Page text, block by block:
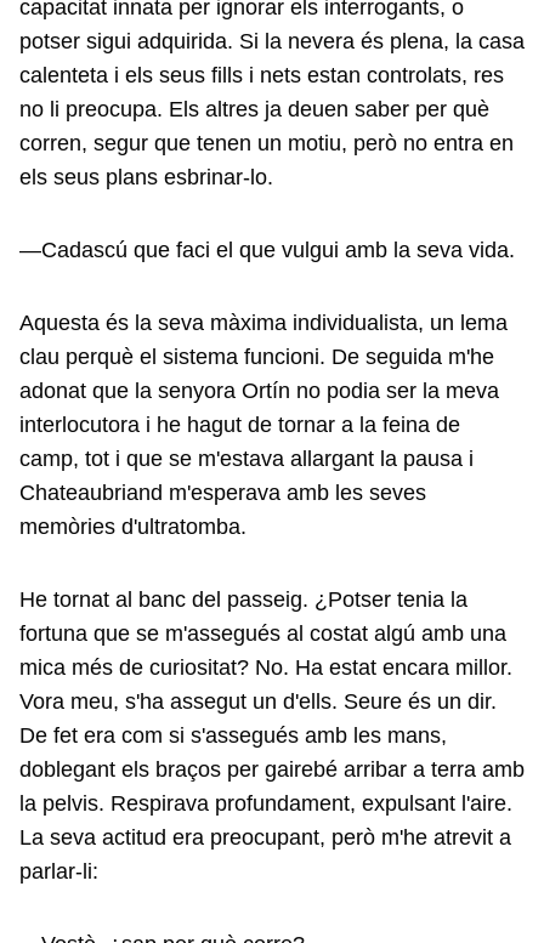
capacitat innata per ignorar els interrogants, o
potser sigui adquirida. Si la nevera és plena, la casa
calenteta i els seus fills i nets estan controlats, res
no li preocupa. Els altres ja deuen saber per què
corren, segur que tenen un motiu, però no entra en
els seus plans esbrinar-lo.
—Cadascú que faci el que vulgui amb la seva vida.
Aquesta és la seva màxima individualista, un lema
clau perquè el sistema funcioni. De seguida m'he
adonat que la senyora Ortín no podia ser la meva
interlocutora i he hagut de tornar a la feina de
camp, tot i que se m'estava allargant la pausa i
Chateaubriand m'esperava amb les seves
memòries d'ultratomba.
He tornat al banc del passeig. ¿Potser tenia la
fortuna que se m'assegués al costat algú amb una
mica més de curiositat? No. Ha estat encara millor.
Vora meu, s'ha assegut un d'ells. Seure és un dir.
De fet era com si s'assegués amb les mans,
doblegant els braços per gairebé arribar a terra amb
la pelvis. Respirava profundament, expulsant l'aire.
La seva actitud era preocupant, però m'he atrevit a
parlar-li: